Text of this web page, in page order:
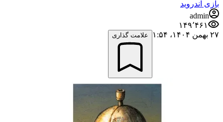
بازی اندروید
admin
۱۴۹٬۴۶۱
۲۷ بهمن ۱۴۰۴،‏ ۱:۵۴
علامت گذاری